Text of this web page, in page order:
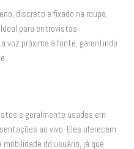
discreto e fixado na roupa,
para entrevistas,
voz próxima à fonte, garantindo
e geralmente usados em
ao vivo. Eles oferecem
do usuário, já que